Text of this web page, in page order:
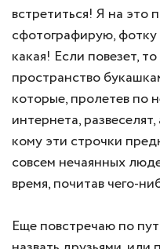
встретиться! Я на это
сфотографирую,
какая! Если повезет,
пространство
которые, пролетев по
интернета,
кому эти строчки
совсем нечаянных
время, почитав чего-
Еще повстречаю по